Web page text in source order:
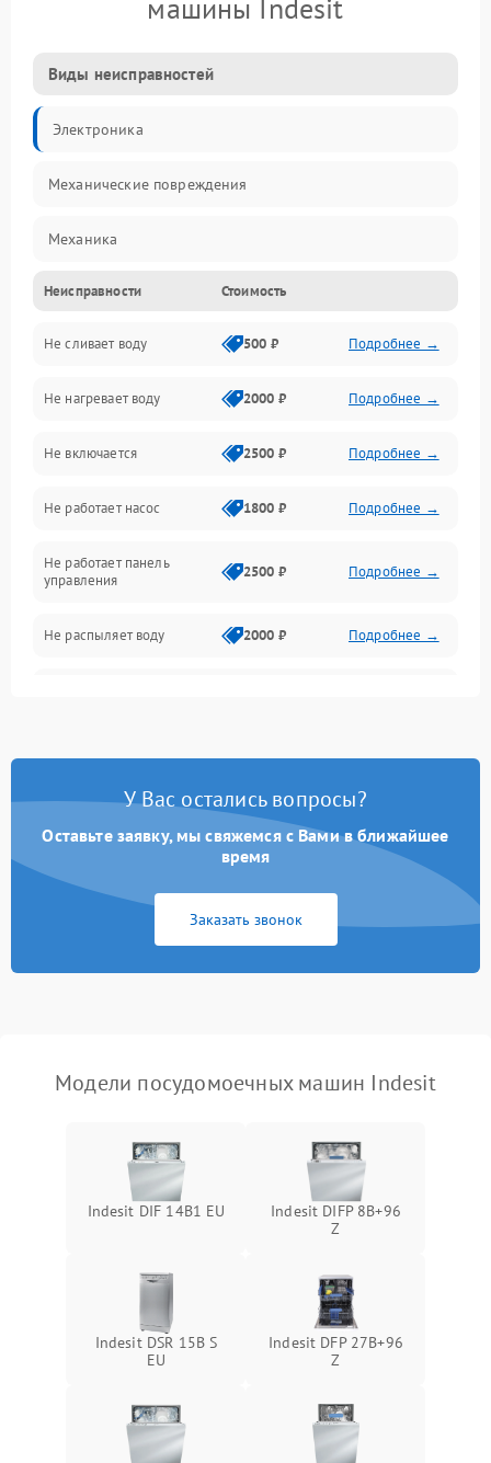
машины Indesit
Виды неисправностей
Электроника
Механические повреждения
Механика
Управление
Электропитание
Датчики
Нагрев
Вода
Гигиена
Программное обеспечение
Неисправности Стоимость
Не сливает воду 500 ₽ Подробнее →
Не нагревает воду 2000 ₽ Подробнее →
Не включается 2500 ₽ Подробнее →
Не работает насос 1800 ₽ Подробнее →
Не работает панель
управления
2500 ₽ Подробнее →
Не распыляет воду 2000 ₽ Подробнее →
Проблемы с набором
Не работает сушилка 2100 ₽ Подробнее →
Сбои в работе таймера 1700 ₽
У Вас остались вопросы?
Оставьте заявку, мы свяжемся с Вами в ближайшее
время
Заказать звонок
Модели посудомоечных машин Indesit
Indesit DIF 14B1 EU
Indesit DIFP 8B+96
Z
Indesit DSR 15B S
EU
Indesit DFP 27B+96
Z